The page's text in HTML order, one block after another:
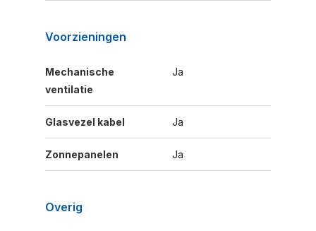
Voorzieningen
Mechanische
ventilatie
Ja
Glasvezel kabel Ja
Zonnepanelen Ja
Overig